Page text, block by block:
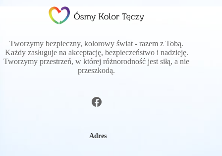
Tworzymy bezpieczny, kolorowy świat - razem z Tobą.
Każdy zasługuje na akceptację, bezpieczeństwo i nadzieję.
Tworzymy przestrzeń, w której różnorodność jest siłą, a nie
przeszkodą.
Adres